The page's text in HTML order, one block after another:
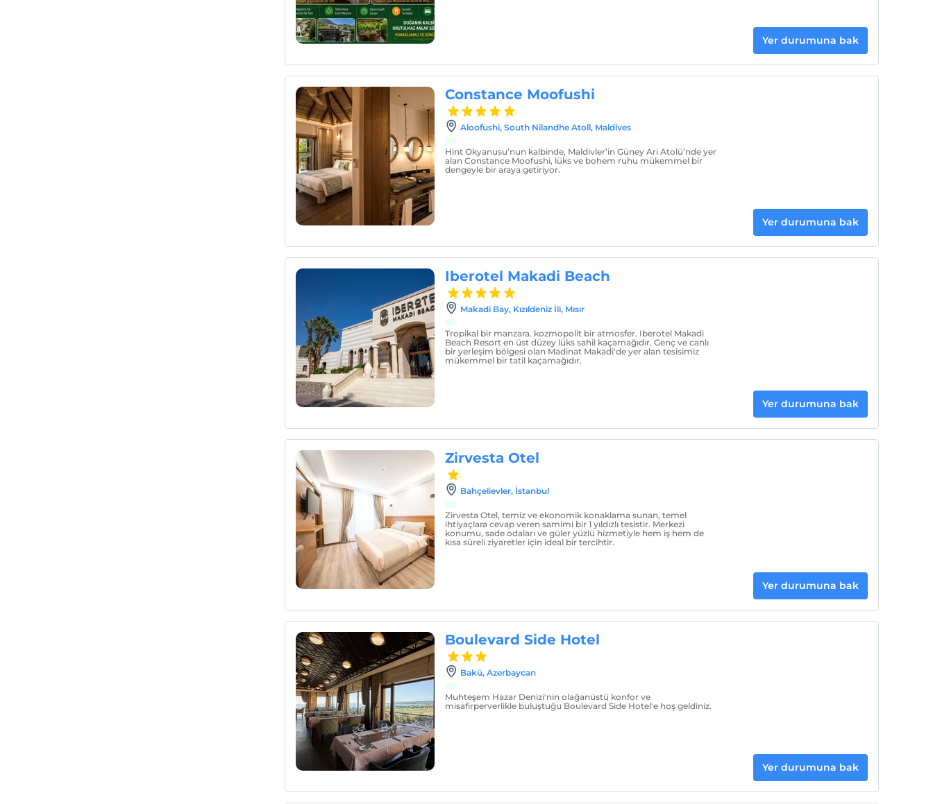
Yer durumuna bak
Constance Moofushi
Aloofushi, South Nilandhe Atoll, Maldives
Hint Okyanusu’nun kalbinde, Maldivler’in Güney Ari Atolü’nde yer
alan Constance Moofushi, lüks ve bohem ruhu mükemmel bir
dengeyle bir araya getiriyor.
Yer durumuna bak
Iberotel Makadi Beach
Makadi Bay, Kızıldeniz İli, Mısır
Tropikal bir manzara. kozmopolit bir atmosfer. Iberotel Makadi
Beach Resort en üst düzey lüks sahil kaçamağıdır. Genç ve canlı
bir yerleşim bölgesi olan Madinat Makadi'de yer alan tesisimiz
mükemmel bir tatil kaçamağıdır.
Yer durumuna bak
Zirvesta Otel
Bahçelievler, İstanbul
Zirvesta Otel, temiz ve ekonomik konaklama sunan, temel
ihtiyaçlara cevap veren samimi bir 1 yıldızlı tesistir. Merkezi
konumu, sade odaları ve güler yüzlü hizmetiyle hem iş hem de
kısa süreli ziyaretler için ideal bir tercihtir.
Yer durumuna bak
Boulevard Side Hotel
Bakü, Azerbaycan
Muhteşem Hazar Denizi'nin olağanüstü konfor ve
misafirperverlikle buluştuğu Boulevard Side Hotel'e hoş geldiniz.
Yer durumuna bak